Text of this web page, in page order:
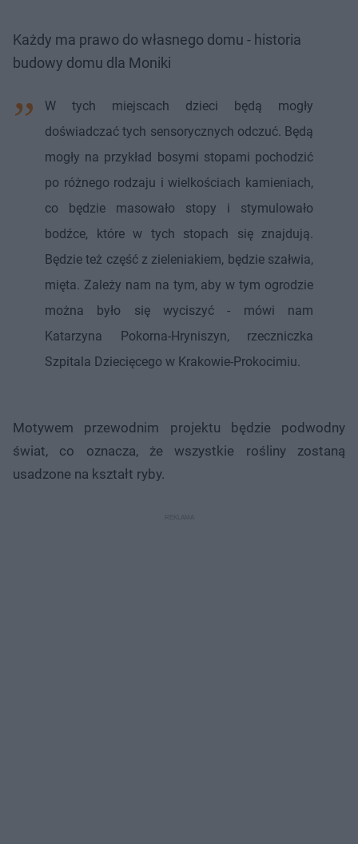
Każdy ma prawo do własnego domu - historia
budowy domu dla Moniki
W tych miejscach dzieci będą mogły
doświadczać tych sensorycznych odczuć. Będą
mogły na przykład bosymi stopami pochodzić
po różnego rodzaju i wielkościach kamieniach,
co będzie masowało stopy i stymulowało
bodźce, które w tych stopach się znajdują.
Będzie też część z zieleniakiem, będzie szałwia,
mięta. Zależy nam na tym, aby w tym ogrodzie
można było się wyciszyć - mówi nam
Katarzyna Pokorna-Hryniszyn, rzeczniczka
Szpitala Dziecięcego w Krakowie-Prokocimiu.
Motywem przewodnim projektu będzie podwodny
świat, co oznacza, że wszystkie rośliny zostaną
usadzone na kształt ryby.